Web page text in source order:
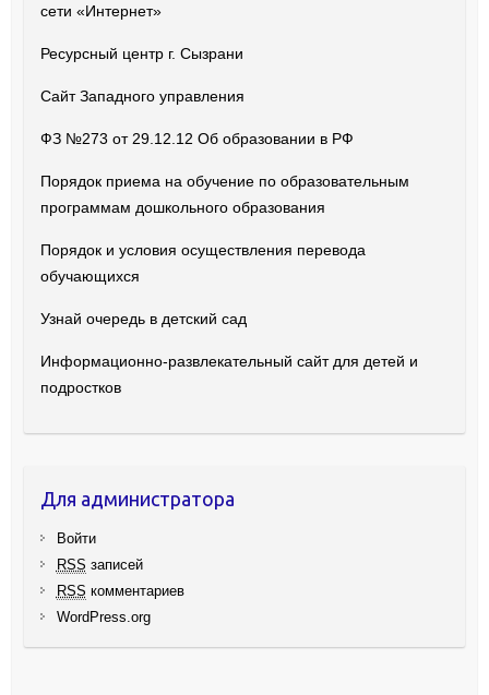
сети «Интернет»
Ресурсный центр г. Сызрани
Сайт Западного управления
ФЗ №273 от 29.12.12 Об образовании в РФ
Порядок приема на обучение по образовательным
программам дошкольного образования
Порядок и условия осуществления перевода
обучающихся
Узнай очередь в детский сад
Информационно-развлекательный сайт для детей и
подростков
Для администратора
Войти
RSS записей
RSS комментариев
WordPress.org